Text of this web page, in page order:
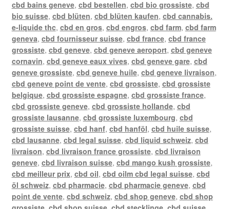
cbd bains geneve, cbd bestellen, cbd bio grossiste, cbd
bio suisse, cbd blüten, cbd blüten kaufen, cbd cannabis.
e-liquide thc, cbd en gros, cbd engros, cbd farm, cbd farm
geneva, cbd fournisseur suisse, cbd france, cbd france
grossiste, cbd geneve, cbd geneve aeroport, cbd geneve
cornavin, cbd geneve eaux vives, cbd geneve gare, cbd
geneve grossiste, cbd geneve huile, cbd geneve livraison,
cbd geneve point de vente, cbd grossiste, cbd grossiste
belgique, cbd grossiste espagne, cbd grossiste france,
cbd grossiste geneve, cbd grossiste hollande, cbd
grossiste lausanne, cbd grossiste luxembourg, cbd
grossiste suisse, cbd hanf, cbd hanföl, cbd huile suisse,
cbd lausanne, cbd legal suisse, cbd liquid schweiz, cbd
livraison, cbd livraison france grossiste, cbd livraison
geneve, cbd livraison suisse, cbd mango kush grossiste,
cbd meilleur prix, cbd oil, cbd oilm cbd legal suisse, cbd
öl schweiz, cbd pharmacie, cbd pharmacie geneve, cbd
point de vente, cbd schweiz, cbd shop geneve, cbd shop